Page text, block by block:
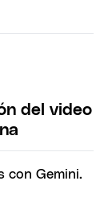
del video